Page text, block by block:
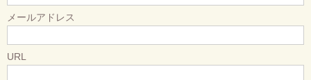
メールアドレス
URL